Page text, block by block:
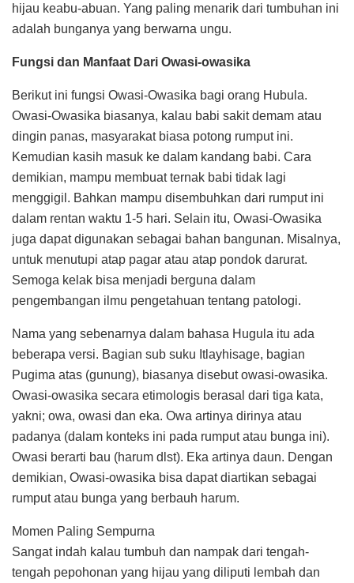
hijau keabu-abuan. Yang paling menarik dari tumbuhan ini
adalah bunganya yang berwarna ungu.
Fungsi dan Manfaat Dari Owasi-owasika
Berikut ini fungsi Owasi-Owasika bagi orang Hubula.
Owasi-Owasika biasanya, kalau babi sakit demam atau
dingin panas, masyarakat biasa potong rumput ini.
Kemudian kasih masuk ke dalam kandang babi. Cara
demikian, mampu membuat ternak babi tidak lagi
menggigil. Bahkan mampu disembuhkan dari rumput ini
dalam rentan waktu 1-5 hari. Selain itu, Owasi-Owasika
juga dapat digunakan sebagai bahan bangunan. Misalnya,
untuk menutupi atap pagar atau atap pondok darurat.
Semoga kelak bisa menjadi berguna dalam
pengembangan ilmu pengetahuan tentang patologi.
Nama yang sebenarnya dalam bahasa Hugula itu ada
beberapa versi. Bagian sub suku Itlayhisage, bagian
Pugima atas (gunung), biasanya disebut owasi-owasika.
Owasi-owasika secara etimologis berasal dari tiga kata,
yakni; owa, owasi dan eka. Owa artinya dirinya atau
padanya (dalam konteks ini pada rumput atau bunga ini).
Owasi berarti bau (harum dlst). Eka artinya daun. Dengan
demikian, Owasi-owasika bisa dapat diartikan sebagai
rumput atau bunga yang berbauh harum.
Momen Paling Sempurna
Sangat indah kalau tumbuh dan nampak dari tengah-
tengah pepohonan yang hijau yang diliputi lembah dan